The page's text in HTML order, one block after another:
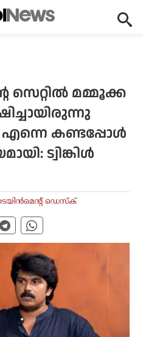
സെറ്റില്‍ മമ്മൂക്ക
കണ്ടപ്പോള്‍
ട്വിങ്കിള്‍
ഡെസ്‌ക്